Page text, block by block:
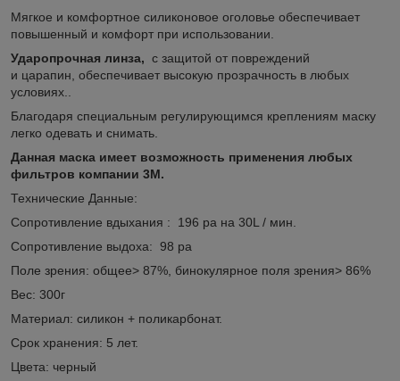
Мягкое и комфортное силиконовое оголовье обеспечивает
повышенный и комфорт при использовании.
Ударопрочная линза, с защитой от повреждений
и царапин, обеспечивает высокую прозрачность в любых
условиях..
Благодаря специальным регулирующимся креплениям маску
легко одевать и снимать.
Данная маска имеет возможность применения любых
фильтров компании 3М.
Технические Данные:
Сопротивление вдыхания : 196 ра на 30L / мин.
Сопротивление выдоха: 98 ра
Поле зрения: общее> 87%, бинокулярное поля зрения> 86%
Вес: 300г
Материал: силикон + поликарбонат.
Срок хранения: 5 лет.
Цвета: черный